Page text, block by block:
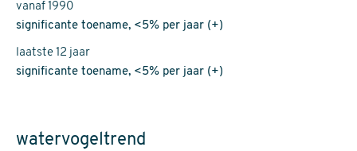
vanaf 1990
significante toename, <5% per jaar (+)
laatste 12 jaar
significante toename, <5% per jaar (+)
watervogeltrend